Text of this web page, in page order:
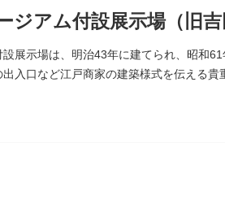
ジアム付設展示場（旧吉
設展示場は、明治43年に建てられ、昭和
入口など江戸商家の建築様式を伝える